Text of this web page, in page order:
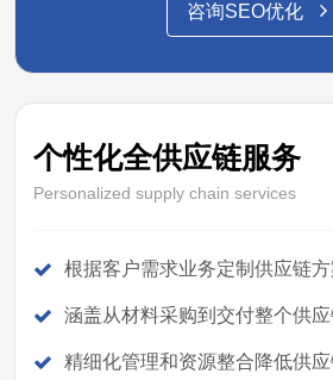
咨询SEO优化
个性化全供应链服务
Personalized supply chain services
根据客户需求业务定制供应链方
涵盖从材料采购到交付整个供
精细化管理和资源整合降低供